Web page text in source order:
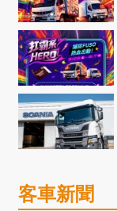
客車新聞